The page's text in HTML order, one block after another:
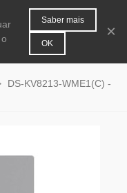
0
DS-KV8213-WME1(C) -
Saber mais
OK
×